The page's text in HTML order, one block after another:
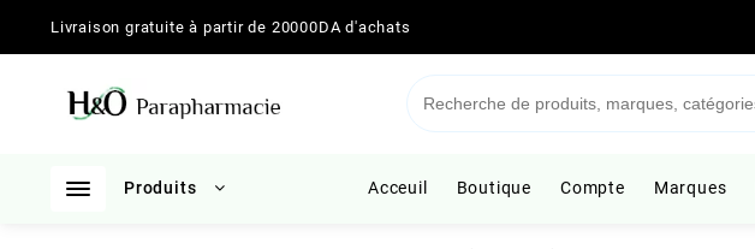
Livraison gratuite à partir de 20000DA d'achats
Produits Acceuil Boutique Compte Marques